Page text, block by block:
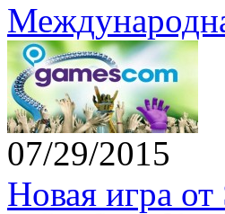
07/29/2015
Новая игра